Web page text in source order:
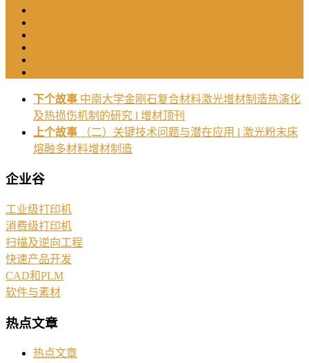
下个故事 中南大学金刚石复合材料激光增材制造热演化
及热损伤机制的研究 l 增材顶刊
上个故事
（二）关键技术问题与潜在应用 l 激光粉末床
熔融多材料增材制造
企业谷
工业级打印机
消费级打印机
扫描及逆向工程
快速产品开发
CAD和PLM
软件与素材
热点文章
热点文章